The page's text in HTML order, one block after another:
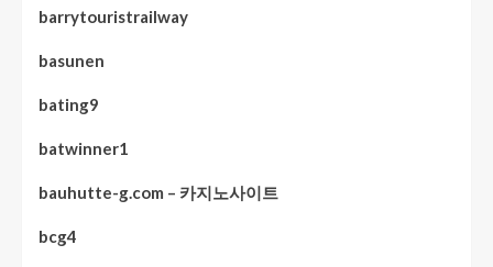
barrytouristrailway
basunen
bating9
batwinner1
bauhutte-g.com – 카지노사이트
bcg4